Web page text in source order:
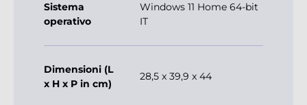
Sistema
operativo
Windows 11 Home 64-bit
IT
Dimensioni (L
x H x P in cm)
28,5 x 39,9 x 44